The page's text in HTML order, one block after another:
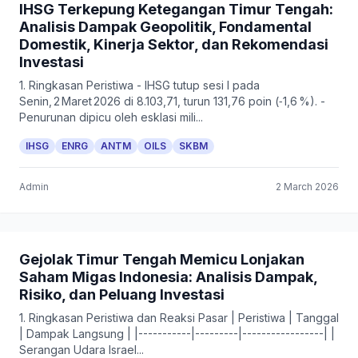
IHSG Terkepung Ketegangan Timur Tengah:
Analisis Dampak Geopolitik, Fondamental
Domestik, Kinerja Sektor, dan Rekomendasi
Investasi
1. Ringkasan Peristiwa - IHSG tutup sesi I pada
Senin, 2 Maret 2026 di 8.103,71, turun 131,76 poin (‑1,6 %). -
Penurunan dipicu oleh esklasi mili...
IHSG ENRG ANTM OILS SKBM
Admin 2 March 2026
Gejolak Timur Tengah Memicu Lonjakan
Saham Migas Indonesia: Analisis Dampak,
Risiko, dan Peluang Investasi
1. Ringkasan Peristiwa dan Reaksi Pasar | Peristiwa | Tanggal
| Dampak Langsung | |-----------|---------|-----------------| |
Serangan Udara Israel...